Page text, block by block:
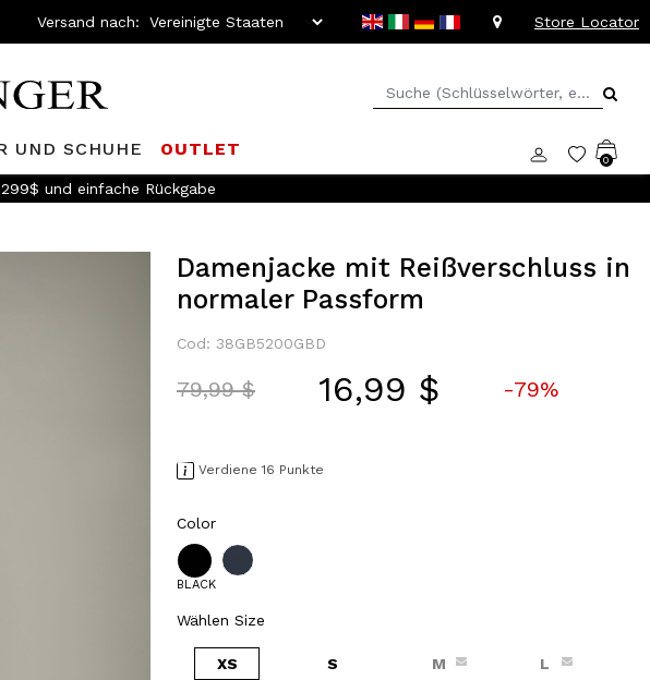
Versand nach: Store Locator
UND SCHUHE OUTLET
0
Club!Entdecken Sie alle Vorteile und
Damenjacke mit Reißverschluss in
normaler Passform
Cod: 38GB5200GBD
Price reduced from
79,99 $to 16,99 $ -79%
Verdiene 16 Punkte
Color
BLACK
Wählen Size
XS S M L